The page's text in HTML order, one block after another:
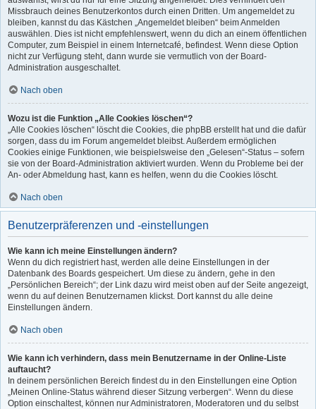
Missbrauch deines Benutzerkontos durch einen Dritten. Um angemeldet zu
bleiben, kannst du das Kästchen „Angemeldet bleiben“ beim Anmelden
auswählen. Dies ist nicht empfehlenswert, wenn du dich an einem öffentlichen
Computer, zum Beispiel in einem Internetcafé, befindest. Wenn diese Option
nicht zur Verfügung steht, dann wurde sie vermutlich von der Board-
Administration ausgeschaltet.
Nach oben
Wozu ist die Funktion „Alle Cookies löschen“?
„Alle Cookies löschen“ löscht die Cookies, die phpBB erstellt hat und die dafür
sorgen, dass du im Forum angemeldet bleibst. Außerdem ermöglichen
Cookies einige Funktionen, wie beispielsweise den „Gelesen“-Status – sofern
sie von der Board-Administration aktiviert wurden. Wenn du Probleme bei der
An- oder Abmeldung hast, kann es helfen, wenn du die Cookies löscht.
Nach oben
Benutzerpräferenzen und -einstellungen
Wie kann ich meine Einstellungen ändern?
Wenn du dich registriert hast, werden alle deine Einstellungen in der
Datenbank des Boards gespeichert. Um diese zu ändern, gehe in den
„Persönlichen Bereich“; der Link dazu wird meist oben auf der Seite angezeigt,
wenn du auf deinen Benutzernamen klickst. Dort kannst du alle deine
Einstellungen ändern.
Nach oben
Wie kann ich verhindern, dass mein Benutzername in der Online-Liste
auftaucht?
In deinem persönlichen Bereich findest du in den Einstellungen eine Option
„Meinen Online-Status während dieser Sitzung verbergen“. Wenn du diese
Option einschaltest, können nur Administratoren, Moderatoren und du selbst